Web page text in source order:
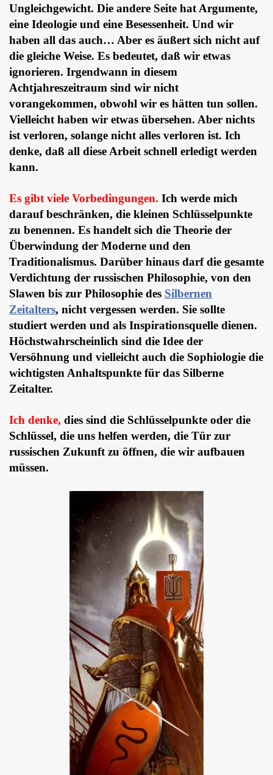
Ungleichgewicht. Die andere Seite hat Argumente,
eine Ideologie und eine Besessenheit. Und wir
haben all das auch… Aber es äußert sich nicht auf
die gleiche Weise. Es bedeutet, daß wir etwas
ignorieren. Irgendwann in diesem
Achtjahreszeitraum sind wir nicht
vorangekommen, obwohl wir es hätten tun sollen.
Vielleicht haben wir etwas übersehen. Aber nichts
ist verloren, solange nicht alles verloren ist. Ich
denke, daß all diese Arbeit schnell erledigt werden
kann.
Es gibt viele Vorbedingungen. Ich werde mich
darauf beschränken, die kleinen Schlüsselpunkte
zu benennen. Es handelt sich die Theorie der
Überwindung der Moderne und den
Traditionalismus. Darüber hinaus darf die gesamte
Verdichtung der russischen Philosophie, von den
Slawen bis zur Philosophie des Silbernen
Zeitalters, nicht vergessen werden. Sie sollte
studiert werden und als Inspirationsquelle dienen.
Höchstwahrscheinlich sind die Idee der
Versöhnung und vielleicht auch die Sophiologie die
wichtigsten Anhaltspunkte für das Silberne
Zeitalter.
Ich denke, dies sind die Schlüsselpunkte oder die
Schlüssel, die uns helfen werden, die Tür zur
russischen Zukunft zu öffnen, die wir aufbauen
müssen.